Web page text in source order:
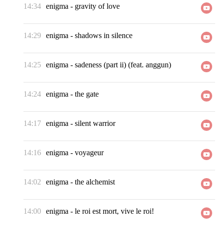
14:34 enigma - gravity of love
14:29 enigma - shadows in silence
14:25 enigma - sadeness (part ii) (feat. anggun)
14:24 enigma - the gate
14:17 enigma - silent warrior
14:16 enigma - voyageur
14:02 enigma - the alchemist
14:00 enigma - le roi est mort, vive le roi!